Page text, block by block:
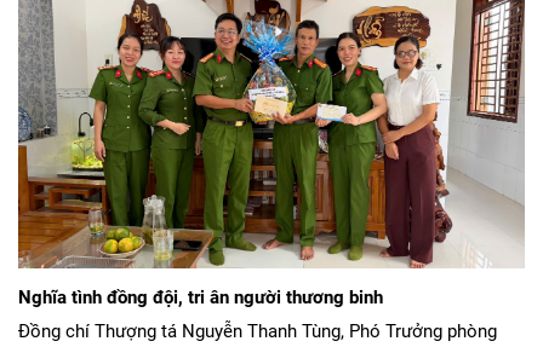
Nghĩa tình đồng đội, tri ân người thương binh
Đồng chí Thượng tá Nguyễn Thanh Tùng, Phó Trưởng phòng